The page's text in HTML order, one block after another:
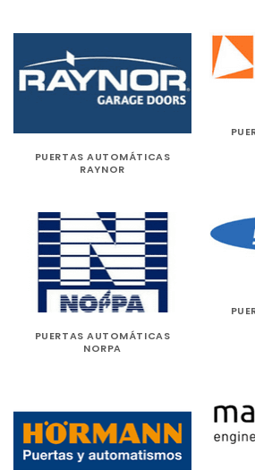
PUERTAS AUTOMÁTICAS
RAYNOR
PUERTAS AUTOMÁTICAS
NORPA